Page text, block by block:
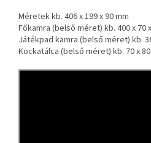
Méretek kb. 406 x 199 x 90 mm
Főkamra (belső méret) kb. 400 x 70
Játékpad kamra (belső méret) kb.
Kockatálca (belső méret) kb. 70 x 80